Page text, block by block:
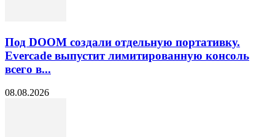
Под DOOM создали отдельную портативку.
Evercade выпустит лимитированную консоль
всего в...
08.08.2026